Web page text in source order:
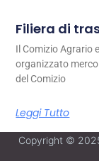
Filiera di
Il Comizio Agrario
organizzato
del Comizio
Leggi Tutto
Copyright ©